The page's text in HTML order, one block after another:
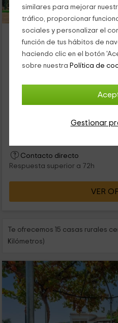
similares para mejorar
tráfico, proporcionar
sociales y personalizar el
función de tus hábitos de
haciendo clic en el botón
sobre nuestra Política de
Gestionar
Villa Aurelio
Sedella, Málaga
0 opiniones
6 personas
Nuestro alojamiento se
Málaga, en la que vas a poder
Contacto directo
Respuesta superior a 72h
VER
Te ofrecemos 15 casas rurales
Kilómetros)